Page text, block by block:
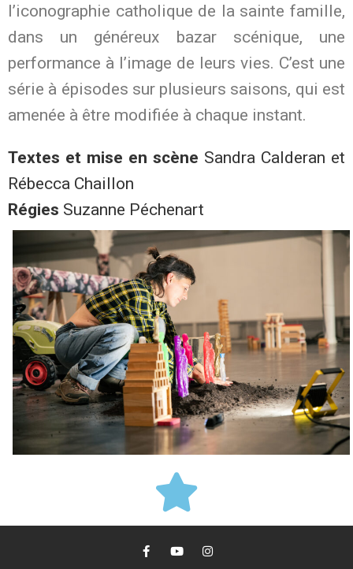
l’iconographie catholique de la sainte famille,
dans un généreux bazar scénique, une
performance à l’image de leurs vies. C’est une
série à épisodes sur plusieurs saisons, qui est
amenée à être modifiée à chaque instant.
Textes et mise en scène Sandra Calderan et
Rébecca Chaillon
Régies Suzanne Péchenart